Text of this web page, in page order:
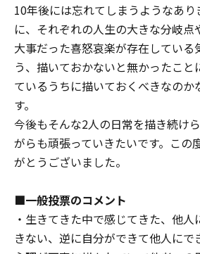
10年後には忘れてしまうようなあ
に、それぞれの人生の大きな分岐点
大事だった喜怒哀楽が存在している
う、描いておかないと無かったこと
ているうちに描いておくべきなのか
す。
今後もそんな2人の日常を描き続け
がらも頑張っていきたいです。この
がとうございました。
■一般投票のコメント
・生きてきた中で感じてきた、他
きない、逆に自分ができて他人にで